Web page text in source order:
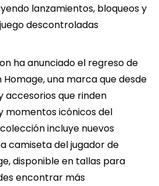
lanzamientos, bloqueos y
descontroladas
ha anunciado el regreso de
una marca que desde
accesorios que rinden
momentos icónicos del
incluye nuevos
camiseta del jugador de
disponible en tallas para
encontrar más